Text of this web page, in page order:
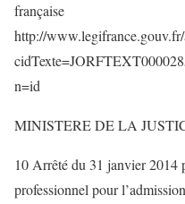
française
http://
n=id
MINISTERE DE LA
10 Arrêté du 31 janvier 2014
professionnel pour